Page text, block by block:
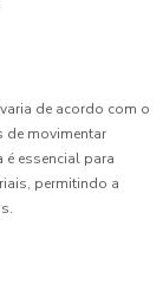
de acordo com o
de movimentar
é essencial para
permitindo a